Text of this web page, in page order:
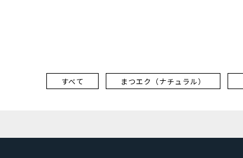
すべて まつエク（ナチュラル）